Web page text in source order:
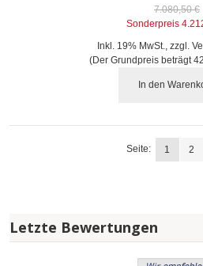
7.080,50 €
Sonderpreis
Inkl. 19% MwSt.
,zzgl.
(Der Grundpreis beträgt
In den
Seite: 1 2
Letzte Bewertungen